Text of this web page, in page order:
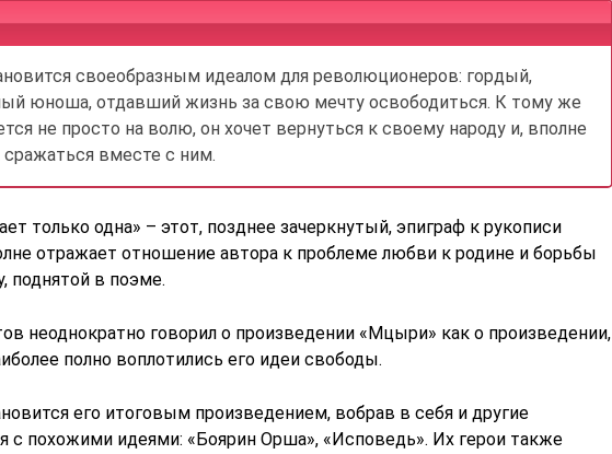
своеобразным идеалом для революционеров: гордый,
юноша, отдавший жизнь за свою мечту освободиться. К тому же
не просто на волю, он хочет вернуться к своему народу и, вполне
вместе с ним.
только одна» – этот, позднее зачеркнутый, эпиграф к рукописи
отражает отношение автора к проблеме любви к родине и борьбы
поднятой в поэме.
неоднократно говорил о произведении «Мцыри» как о произведении,
полно воплотились его идеи свободы.
его итоговым произведением, вобрав в себя и другие
с похожими идеями: «Боярин Орша», «Исповедь». Их герои также